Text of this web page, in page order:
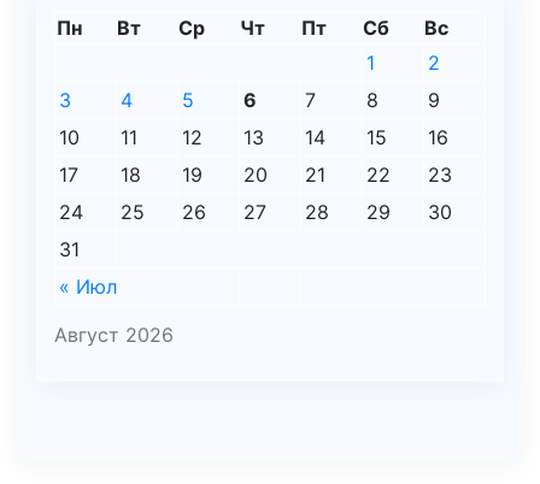
Август 2026
Пн Вт Ср Чт Пт Сб Вс
« Июл
1
2
3
4 5 6 7 8
9
10
11 12 13 14 15
16
17
18 19 20 21 22
23
24
25 26 27 28 29
30
31